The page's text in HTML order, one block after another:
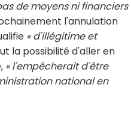
de moyens ni financiers
l'annulation
« d'illégitime et
la possibilité d'aller en
« l'empêcherait d'être
national en